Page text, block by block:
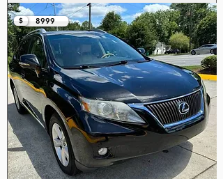
8999
$